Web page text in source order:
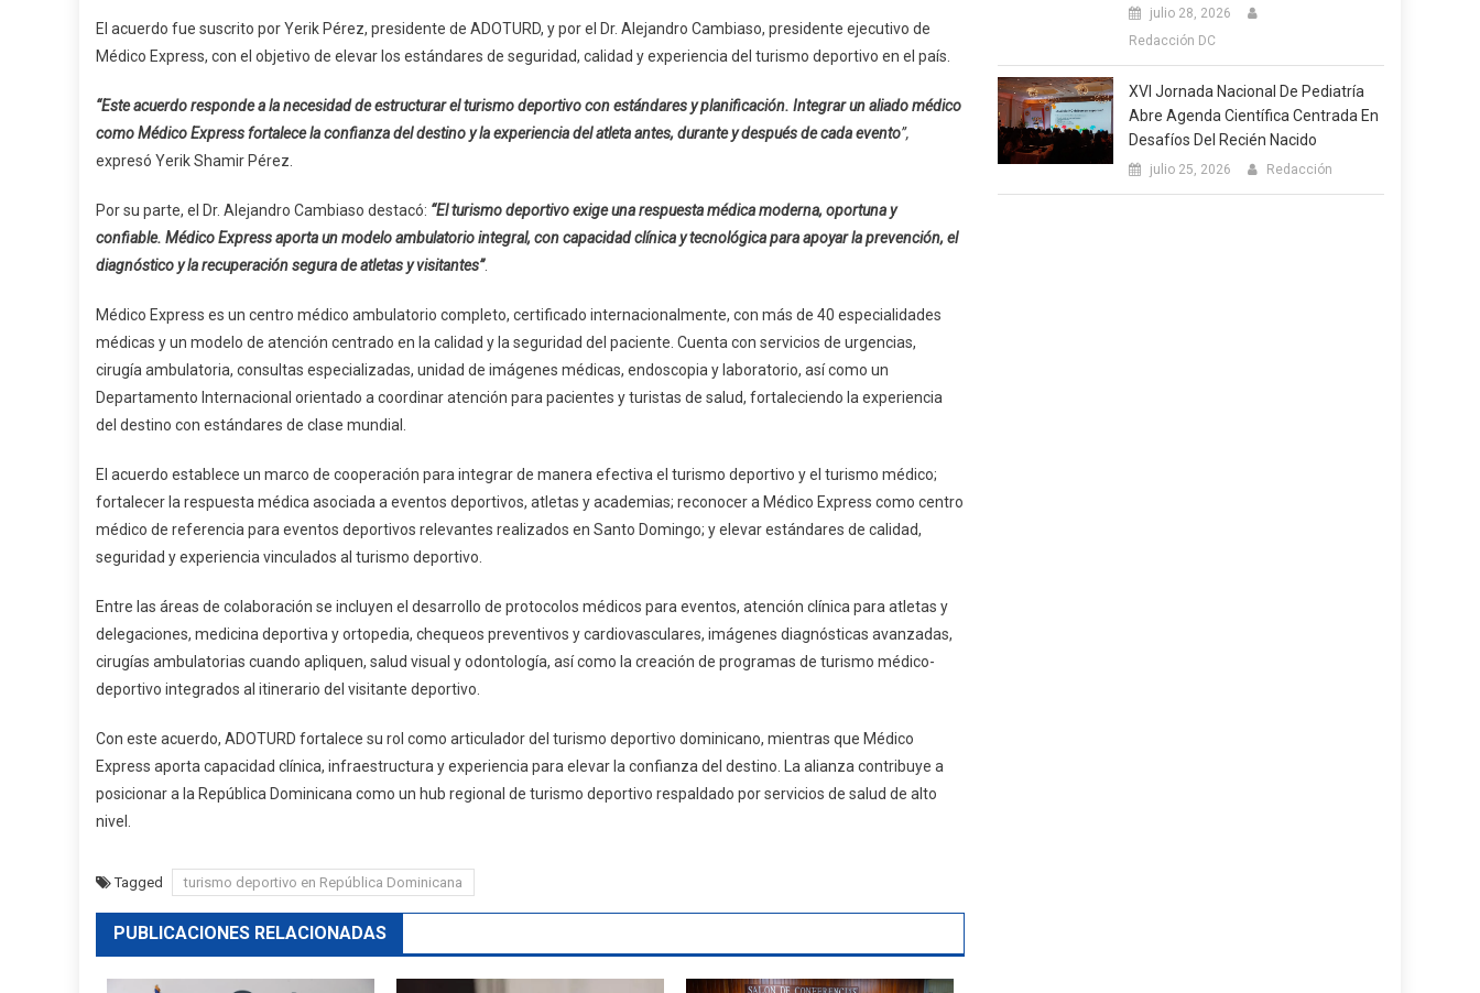
Deportivo
Con
Médico
El acuerdo fue suscrito por Yerik Pérez, presidente de ADOTURD, y por el Dr. Alejandro Cambiaso, presidente ejecutivo de
Médico Express, con el objetivo de elevar los estándares de seguridad, calidad y experiencia del turismo deportivo en el país.
“Este acuerdo responde a la necesidad de estructurar el turismo deportivo con estándares y planificación. Integrar un aliado médico
como Médico Express fortalece la confianza del destino y la experiencia del atleta antes, durante y después de cada evento”,
expresó Yerik Shamir Pérez.
Por su parte, el Dr. Alejandro Cambiaso destacó: “El turismo deportivo exige una respuesta médica moderna, oportuna y
confiable. Médico Express aporta un modelo ambulatorio integral, con capacidad clínica y tecnológica para apoyar la prevención, el
diagnóstico y la recuperación segura de atletas y visitantes”.
Médico Express es un centro médico ambulatorio completo, certificado internacionalmente, con más de 40 especialidades
médicas y un modelo de atención centrado en la calidad y la seguridad del paciente. Cuenta con servicios de urgencias,
cirugía ambulatoria, consultas especializadas, unidad de imágenes médicas, endoscopia y laboratorio, así como un
Departamento Internacional orientado a coordinar atención para pacientes y turistas de salud, fortaleciendo la experiencia
del destino con estándares de clase mundial.
El acuerdo establece un marco de cooperación para integrar de manera efectiva el turismo deportivo y el turismo médico;
fortalecer la respuesta médica asociada a eventos deportivos, atletas y academias; reconocer a Médico Express como centro
médico de referencia para eventos deportivos relevantes realizados en Santo Domingo; y elevar estándares de calidad,
seguridad y experiencia vinculados al turismo deportivo.
Entre las áreas de colaboración se incluyen el desarrollo de protocolos médicos para eventos, atención clínica para atletas y
delegaciones, medicina deportiva y ortopedia, chequeos preventivos y cardiovasculares, imágenes diagnósticas avanzadas,
cirugías ambulatorias cuando apliquen, salud visual y odontología, así como la creación de programas de turismo médico-
deportivo integrados al itinerario del visitante deportivo.
Con este acuerdo, ADOTURD fortalece su rol como articulador del turismo deportivo dominicano, mientras que Médico
Express aporta capacidad clínica, infraestructura y experiencia para elevar la confianza del destino. La alianza contribuye a
posicionar a la República Dominicana como un hub regional de turismo deportivo respaldado por servicios de salud de alto
nivel.
Tagged turismo deportivo en República Dominicana
PUBLICACIONES RELACIONADAS
julio 28, 2026
Redacción DC
XVI Jornada Nacional De Pediatría
Abre Agenda Científica Centrada En
Desafíos Del Recién Nacido
julio 25, 2026 Redacción